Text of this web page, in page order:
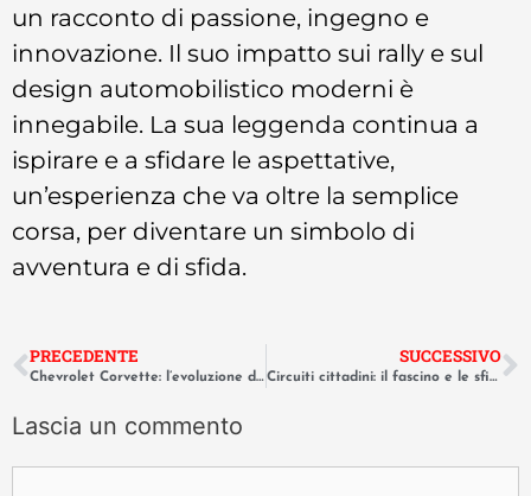
un racconto di passione, ingegno e
innovazione. Il suo impatto sui rally e sul
design automobilistico moderni è
innegabile. La sua leggenda continua a
ispirare e a sfidare le aspettative,
un’esperienza che va oltre la semplice
corsa, per diventare un simbolo di
avventura e di sfida.
PRECEDENTE
Chevrolet Corvette: l’evoluzione della sportiva americana dal 1953
SUCCESSIVO
Circuiti cittadini: il fascino e le sfide del Gran Premio di Monaco
Lascia un commento